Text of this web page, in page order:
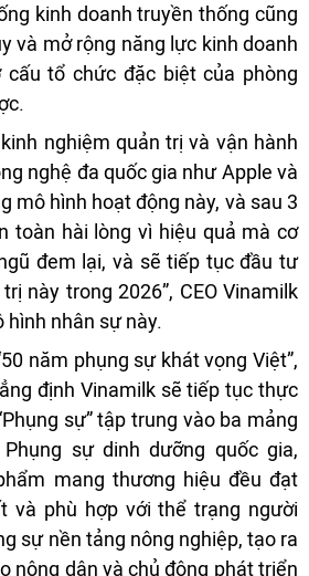
kinh doanh truyền thống cũng
và mở rộng năng lực kinh doanh
cấu tổ chức đặc biệt của phòng
nghiệm quản trị và vận hành
nghệ đa quốc gia như Apple và
mô hình hoạt động này, và sau 3
toàn hài lòng vì hiệu quả mà cơ
đem lại, và sẽ tiếp tục đầu tư
này trong 2026”, CEO Vinamilk
nhân sự này.
năm phụng sự khát vọng Việt”,
định Vinamilk sẽ tiếp tục thực
sự” tập trung vào ba mảng
sự dinh dưỡng quốc gia,
mang thương hiệu đều đạt
và phù hợp với thể trạng người
sự nền tảng nông nghiệp, tạo ra
nông dân và chủ động phát triển